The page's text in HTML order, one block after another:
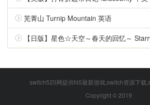
芜菁山 Turnip Mountain 英语
【日版】星色☆天空～春天的回忆～ Starry☆Sky～
switch520网提供NS最新游戏,switch资源下载
Copyright © 2019